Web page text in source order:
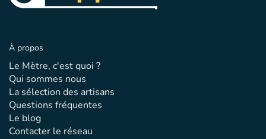
À propos
Le Mètre, c'est quoi ?
Qui sommes nous
La sélection des artisans
Questions fréquentes
Le blog
Contacter le réseau